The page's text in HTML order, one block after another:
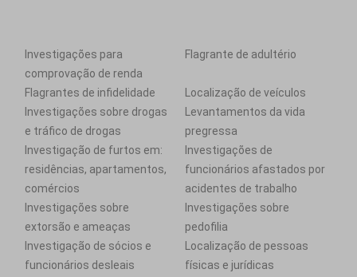
Investigações para
comprovação de renda
Flagrante de adultério
Flagrantes de infidelidade
Localização de veículos
Investigações sobre drogas
e tráfico de drogas
Levantamentos da vida
pregressa
Investigação de furtos em:
residências, apartamentos,
comércios
Investigações de
funcionários afastados por
acidentes de trabalho
Investigações sobre
extorsão e ameaças
Investigações sobre
pedofilia
Investigação de sócios e
funcionários desleais
Localização de pessoas
físicas e jurídicas